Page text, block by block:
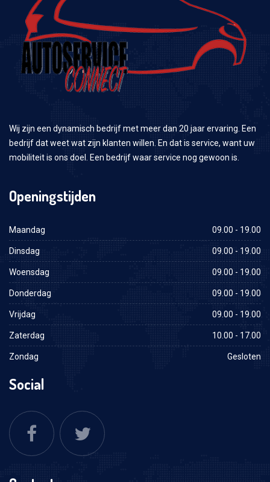
Wij zijn een dynamisch bedrijf met meer dan 20 jaar ervaring. Een
bedrijf dat weet wat zijn klanten willen. En dat is service, want uw
mobiliteit is ons doel. Een bedrijf waar service nog gewoon is.
Openingstijden
Maandag 09.00 - 19.00
Dinsdag 09.00 - 19.00
Woensdag 09.00 - 19.00
Donderdag 09.00 - 19.00
Vrijdag 09.00 - 19.00
Zaterdag 10.00 - 17.00
Zondag Gesloten
Social